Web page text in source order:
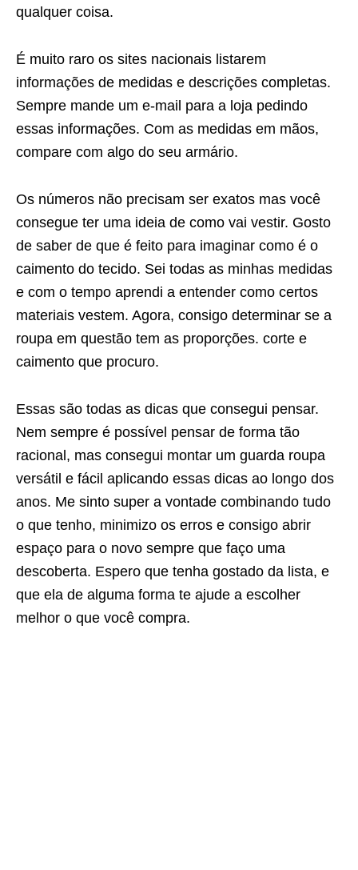
qualquer coisa.
É muito raro os sites nacionais listarem
informações de medidas e descrições completas.
Sempre mande um e-mail para a loja pedindo
essas informações. Com as medidas em mãos,
compare com algo do seu armário.
Os números não precisam ser exatos mas você
consegue ter uma ideia de como vai vestir. Gosto
de saber de que é feito para imaginar como é o
caimento do tecido. Sei todas as minhas medidas
e com o tempo aprendi a entender como certos
materiais vestem. Agora, consigo determinar se a
roupa em questão tem as proporções. corte e
caimento que procuro.
Essas são todas as dicas que consegui pensar.
Nem sempre é possível pensar de forma tão
racional, mas consegui montar um guarda roupa
versátil e fácil aplicando essas dicas ao longo dos
anos. Me sinto super a vontade combinando tudo
o que tenho, minimizo os erros e consigo abrir
espaço para o novo sempre que faço uma
descoberta. Espero que tenha gostado da lista, e
que ela de alguma forma te ajude a escolher
melhor o que você compra.